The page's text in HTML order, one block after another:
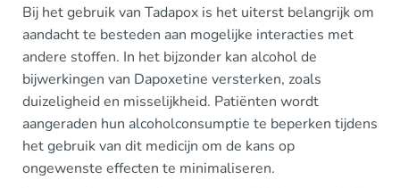
Bij het gebruik van Tadapox is het uiterst belangrijk om
aandacht te besteden aan mogelijke interacties met
andere stoffen. In het bijzonder kan alcohol de
bijwerkingen van Dapoxetine versterken, zoals
duizeligheid en misselijkheid. Patiënten wordt
aangeraden hun alcoholconsumptie te beperken tijdens
het gebruik van dit medicijn om de kans op
ongewenste effecten te minimaliseren.